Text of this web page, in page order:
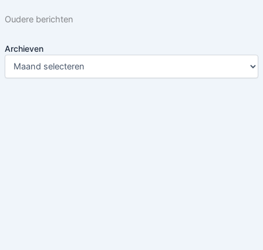
Oudere berichten
Archieven